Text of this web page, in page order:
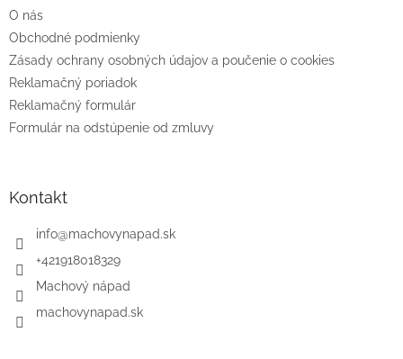
e
O nás
Obchodné podmienky
Zásady ochrany osobných údajov a poučenie o cookies
Reklamačný poriadok
Reklamačný formulár
Formulár na odstúpenie od zmluvy
Kontakt
info@machovynapad.sk
+421918018329
Machový nápad
machovynapad.sk